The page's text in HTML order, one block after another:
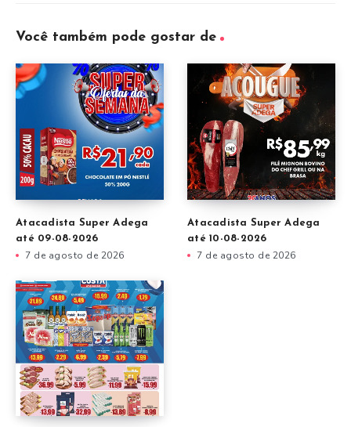
Você também pode gostar de
Atacadista Super Adega
até 09-08-2026
7 de agosto de 2026
Atacadista Super Adega
até 10-08-2026
7 de agosto de 2026